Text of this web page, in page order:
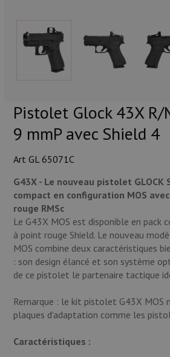
Pistolet Glock 43X R/
9 mmP avec Shield 4
Art GL 65071C
G43X - Le nouveau pistolet GLOCK
compact en configuration MOS
rouge RMSc
Le G43X MOS est disponible en pack
à point rouge Shield. Le nouveau
MOS combine deux caractéristiques
: son design élancé et son système
de ce pistolet le partenaire tactique
Remarque : le kit pistolet G43X MOS
plaques d'adaptation comme les
Caractéristiques :